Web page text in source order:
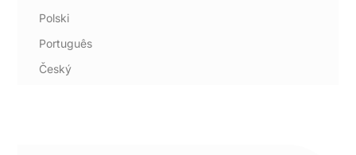
Polski
Português
Český